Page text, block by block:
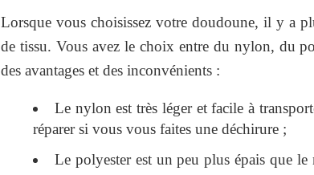
Lorsque vous choisissez votre doudoune, il y a
de tissu. Vous avez le choix entre du nylon, du
des avantages et des inconvénients :
Le nylon est très léger et facile à
réparer si vous vous faites une déchirure ;
Le polyester est un peu plus épais que le